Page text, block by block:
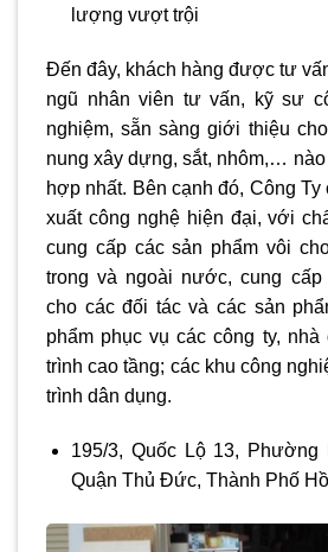
lượng vượt trội
Đến đây, khách hàng được tư
ngũ nhân viên tư vấn, kỹ sư
nghiệm, sẵn sàng giới thiệu
nung xây dựng, sắt, nhôm,…
hợp nhất. Bên cạnh đó, Công Ty
xuất công nghệ hiện đại, với
cung cấp các sản phẩm vôi
trong và ngoài nước, cung
cho các đối tác và các sản
phẩm phục vụ các công ty,
trình cao tầng; các khu công
trình dân dụng.
195/3, Quốc Lộ 13, Phường
Quận Thủ Đức, Thành Phố